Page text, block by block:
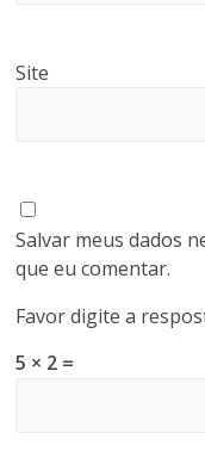
Site
Salvar meus dados
que eu comentar.
Favor digite a
5 × 2 =